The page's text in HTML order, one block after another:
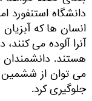
دانشگاه استنفورد
انسان ها که
آنرا آلوده می
هستند.
می توان از
جلوگیری کرد.